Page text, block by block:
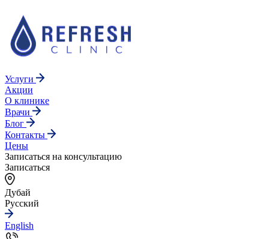
Услуги
Акции
О клинике
Врачи
Блог
Контакты
Цены
Записаться на консультацию
Записаться
Дубай
Русский
English